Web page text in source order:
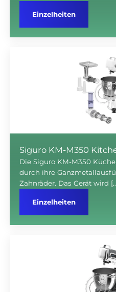
Einzelheiten
Siguro KM-M350
Die Siguro KM-M350
durch ihre
Zahnräder. Das Gerät wird
Einzelheiten